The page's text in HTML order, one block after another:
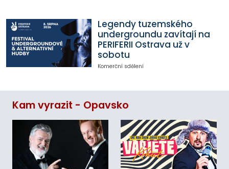
Legendy tuzemského
undergroundu zavítají na
PERIFERII Ostrava už v
sobotu
Komerční sdělení
Kam vyrazit - Opavsko